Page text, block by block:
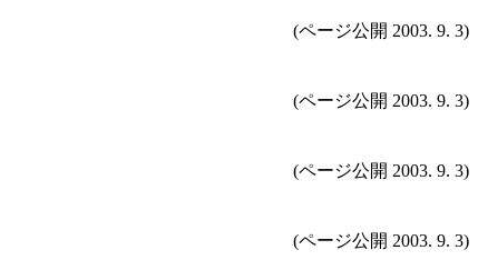
(ページ公開 2003. 9. 3)
(ページ公開 2003. 9. 3)
(ページ公開 2003. 9. 3)
(ページ公開 2003. 9. 3)